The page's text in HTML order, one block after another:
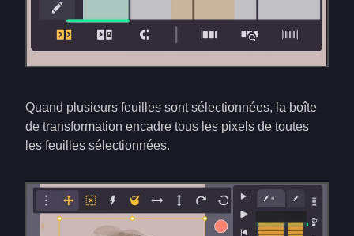
Quand plusieurs feuilles sont sélectionnées, la boîte
de transformation encadre tous les pixels de toutes
les feuilles sélectionnées.